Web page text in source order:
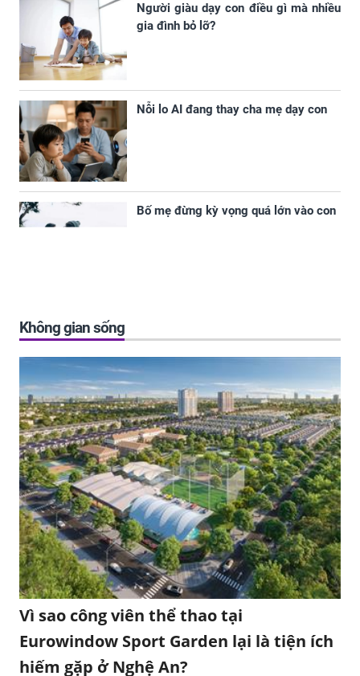
Người giàu dạy con điều gì mà nhiều
gia đình bỏ lỡ?
Nỗi lo AI đang thay cha mẹ dạy con
Bố mẹ đừng kỳ vọng quá lớn vào con
Không gian sống
Vì sao công viên thể thao tại
Eurowindow Sport Garden lại là tiện ích
hiếm gặp ở Nghệ An?